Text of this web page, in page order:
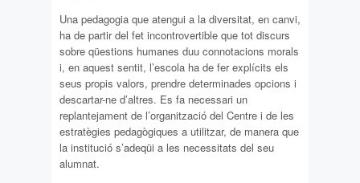
Una pedagogia que atengui a la diversitat, en canvi,
ha de partir del fet incontrovertible que tot discurs
sobre qüestions humanes duu connotacions morals
i, en aquest sentit, l’escola ha de fer explícits els
seus propis valors, prendre determinades opcions i
descartar-ne d’altres. Es fa necessari un
replantejament de l’organització del Centre i de les
estratègies pedagògiques a utilitzar, de manera que
la institució s’adeqüi a les necessitats del seu
alumnat.